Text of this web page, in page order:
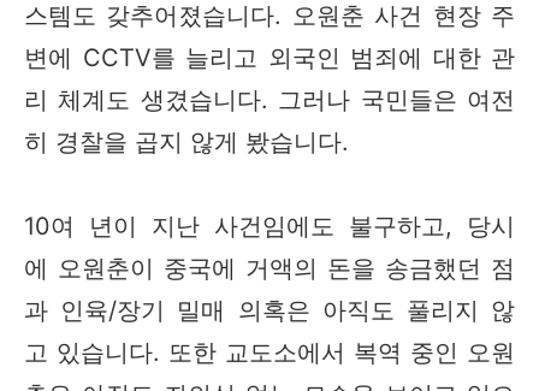
스템도 갖추어졌습니다. 오원춘 사건 현장 주
변에 CCTV를 늘리고 외국인 범죄에 대한 관
리 체계도 생겼습니다. 그러나 국민들은 여전
히 경찰을 곱지 않게 봤습니다.
10여 년이 지난 사건임에도 불구하고, 당시
에 오원춘이 중국에 거액의 돈을 송금했던 점
과 인육/장기 밀매 의혹은 아직도 풀리지 않
고 있습니다. 또한 교도소에서 복역 중인 오원